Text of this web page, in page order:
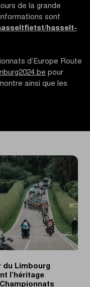
de la grande
sont
hasselt-
d’Europe Route
pour
ainsi que les
du Limbourg
l’héritage